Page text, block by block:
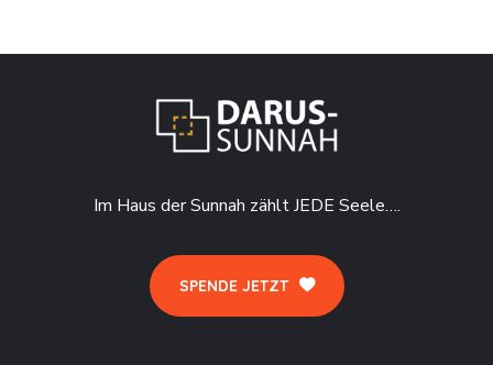
Im Haus der Sunnah zählt JEDE Seele….
SPENDE JETZT